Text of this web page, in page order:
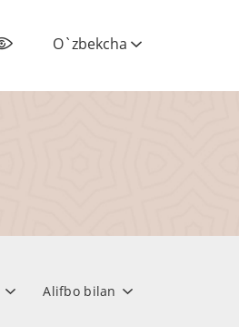
O`zbekcha
Alifbo bilan